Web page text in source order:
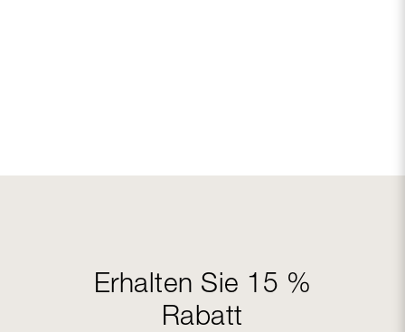
Erhalten Sie 15 %
Rabatt